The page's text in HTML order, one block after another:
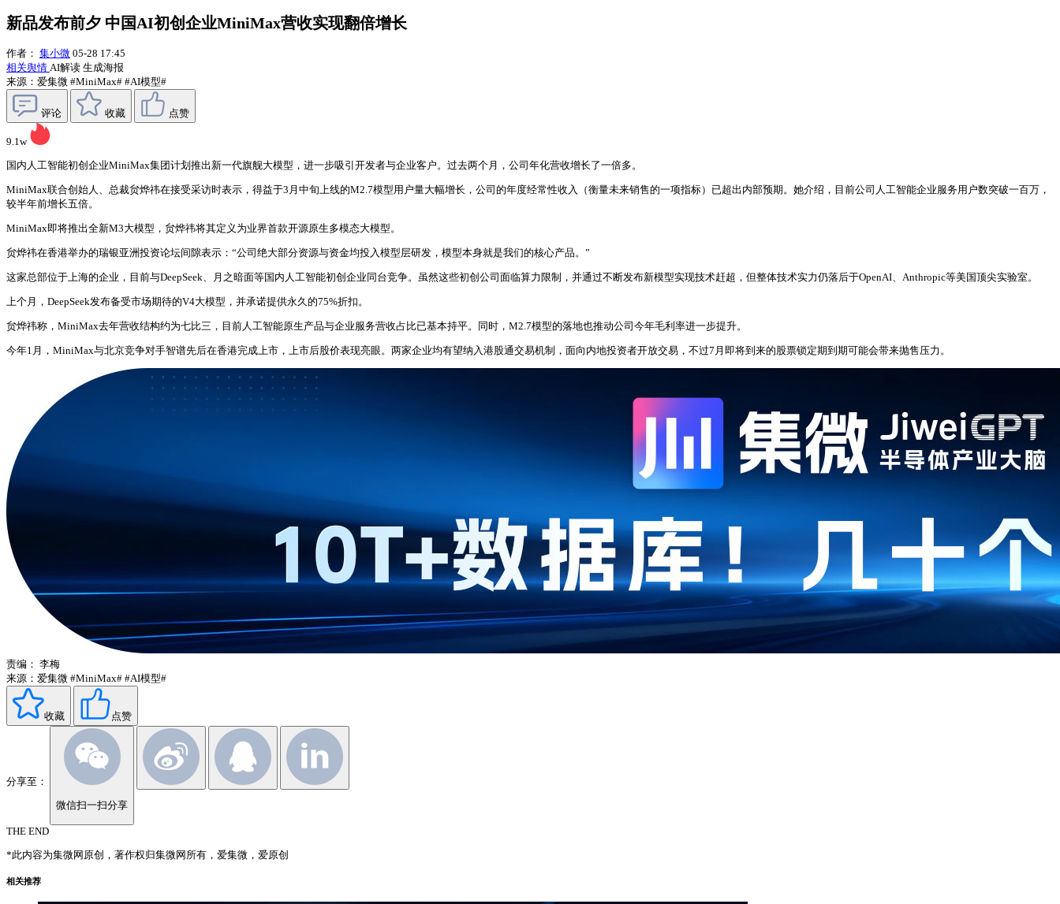
新品发布前夕 中国AI初创企业MiniMax营收实现翻倍增长
作者： 集小微 05-28 17:45
相关舆情 AI解读 生成海报
来源：爱集微 #MiniMax# #AI模型#
评论 收藏 点赞
9.1w
国内人工智能初创企业MiniMax集团计划推出新一代旗舰大模型，进一步吸引开发者与企业客户。过去两个月，公司年化营收增长了一倍多。
MiniMax联合创始人、总裁贠烨祎在接受采访时表示，得益于3月中旬上线的M2.7模型用户量大幅增长，公司的年度经常性收入（衡量未来销售的一项指标）已超出内部预期。她介绍，目前公司人工智能企业服务用户数突破一百万，
较半年前增长五倍。
MiniMax即将推出全新M3大模型，贠烨祎将其定义为业界首款开源原生多模态大模型。
贠烨祎在香港举办的瑞银亚洲投资论坛间隙表示：“公司绝大部分资源与资金均投入模型层研发，模型本身就是我们的核心产品。”
这家总部位于上海的企业，目前与DeepSeek、月之暗面等国内人工智能初创企业同台竞争。虽然这些初创公司面临算力限制，并通过不断发布新模型实现技术赶超，但整体技术实力仍落后于OpenAI、Anthropic等美国顶尖实验室。
上个月，DeepSeek发布备受市场期待的V4大模型，并承诺提供永久的75%折扣。
贠烨祎称，MiniMax去年营收结构约为七比三，目前人工智能原生产品与企业服务营收占比已基本持平。同时，M2.7模型的落地也推动公司今年毛利率进一步提升。
今年1月，MiniMax与北京竞争对手智谱先后在香港完成上市，上市后股价表现亮眼。两家企业均有望纳入港股通交易机制，面向内地投资者开放交易，不过7月即将到来的股票锁定期到期可能会带来抛售压力。
责编： 李梅
来源：爱集微 #MiniMax# #AI模型#
收藏 点赞
分享至：
微信扫一扫分享
THE END
*此内容为集微网原创，著作权归集微网所有，爱集微，爱原创
相关推荐